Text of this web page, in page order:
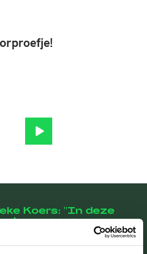
Podcast 22 - Diergezondheid
Koers: "In deze
we
op het